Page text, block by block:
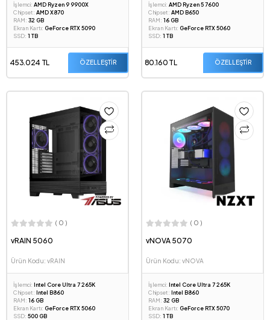
İşlemci: AMD Ryzen 9 9900X
Chipset: AMD X870
RAM: 32 GB
Ekran Kartı: GeForce RTX 5090
SSD: 1 TB
453.024 TL ÖZELLEŞTİR
İşlemci: AMD Ryzen 5 7600
Chipset: AMD B650
RAM: 16 GB
Ekran Kartı: GeForce RTX 5060
SSD: 1 TB
80.160 TL ÖZELLEŞTİR
( 0 )
vRAIN 5060
Ürün Kodu: vRAIN
İşlemci: Intel Core Ultra 7 265K
Chipset: Intel B860
RAM: 16 GB
Ekran Kartı: GeForce RTX 5060
SSD: 500 GB
( 0 )
vNOVA 5070
Ürün Kodu: vNOVA
İşlemci: Intel Core Ultra 7 265K
Chipset: Intel B860
RAM: 32 GB
Ekran Kartı: GeForce RTX 5070
SSD: 1 TB